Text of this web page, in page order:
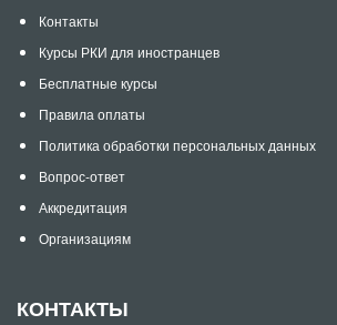
Контакты
Курсы РКИ для иностранцев
Бесплатные курсы
Правила оплаты
Политика обработки персональных данных
Вопрос-ответ
Аккредитация
Организациям
КОНТАКТЫ